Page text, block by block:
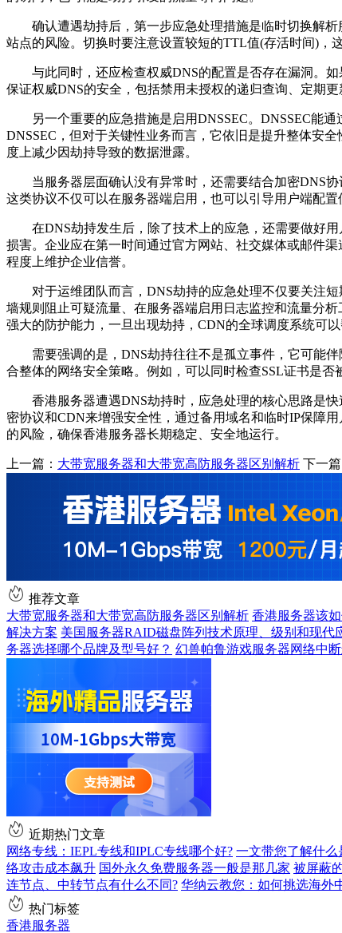
确认遭遇劫持后，第一步应急处理措施是临时切换解析
站点的风险。切换时要注意设置较短的TTL值(存活时间)，
与此同时，还应检查权威DNS的配置是否存在漏洞。如
保证权威DNS的安全，包括禁用未授权的递归查询、定期
另一个重要的应急措施是启用DNSSEC。DNSSEC能通
DNSSEC，但对于关键性业务而言，它依旧是提升整体安
度上减少因劫持导致的数据泄露。
当服务器层面确认没有异常时，还需要结合加密DNS协
这类协议不仅可以在服务器端启用，也可以引导用户端配
在DNS劫持发生后，除了技术上的应急，还需要做好用
损害。企业应在第一时间通过官方网站、社交媒体或邮件
程度上维护企业信誉。
对于运维团队而言，DNS劫持的应急处理不仅要关注短
墙规则阻止可疑流量、在服务器端启用日志监控和流量分
强大的防护能力，一旦出现劫持，CDN的全球调度系统可
需要强调的是，DNS劫持往往不是孤立事件，它可能伴
合整体的网络安全策略。例如，可以同时检查SSL证书是
香港服务器遭遇DNS劫持时，应急处理的核心思路是快
密协议和CDN来增强安全性，通过备用域名和临时IP保障
的风险，确保香港服务器长期稳定、安全地运行。
上一篇： 大带宽服务器和大带宽高防服务器区别解析 下一篇
推荐文章
大带宽服务器和大带宽高防服务器区别解析 香港服务器该
解决方案 美国服务器RAID磁盘阵列技术原理、级别和现代
务器选择哪个品牌及型号好？ 幻兽帕鲁游戏服务器网络中
近期热门文章
网络专线：IEPL专线和IPLC专线哪个好? 一文带您了解什么
络攻击成本飙升 国外永久免费服务器一般是那几家 被屏蔽
连节点、中转节点有什么不同? 华纳云教您：如何挑选海外
热门标签
香港服务器